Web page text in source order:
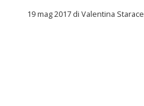
19 mag 2017 di Valentina Starace